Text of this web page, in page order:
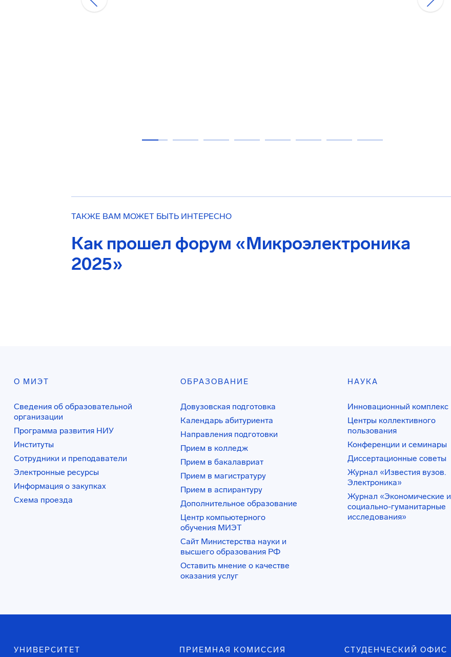
ТАКЖЕ ВАМ МОЖЕТ БЫТЬ ИНТЕРЕСНО
Как прошел форум «Микроэлектроника
2025»
О МИЭТ
Сведения об образовательной
организации
Программа развития НИУ
Институты
Сотрудники и преподаватели
Электронные ресурсы
Информация о закупках
Схема проезда
ОБРАЗОВАНИЕ
Довузовская подготовка
Календарь абитуриента
Направления подготовки
Прием в колледж
Прием в бакалавриат
Прием в магистратуру
Прием в аспирантуру
Дополнительное образование
Центр компьютерного
обучения МИЭТ
Сайт Министерства науки и
высшего образования РФ
Оставить мнение о качестве
оказания услуг
НАУКА
Инновационный комплекс
Центры коллективного
пользования
Конференции и семинары
Диссертационные советы
Журнал «Известия вузов.
Электроника»
Журнал «Экономические и
социально-гуманитарные
исследования»
УНИВЕРСИТЕТ ПРИЕМНАЯ КОМИССИЯ СТУДЕНЧЕСКИЙ ОФИС